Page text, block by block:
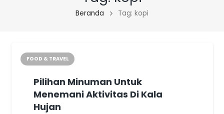
Beranda Tag: kopi
FOOD & TRAVEL
Pilihan Minuman Untuk
Menemani Aktivitas Di Kala
Hujan